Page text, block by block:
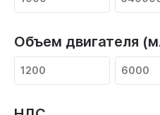
Объем двигателя